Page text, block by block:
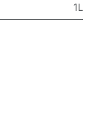
1L